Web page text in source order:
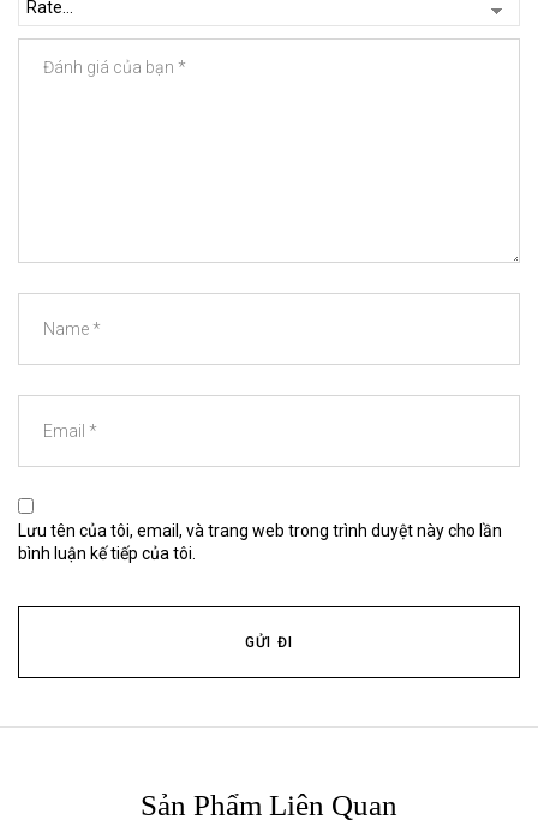
Lưu tên của tôi, email, và trang web trong trình duyệt này cho lần
bình luận kế tiếp của tôi.
Sản Phẩm Liên Quan